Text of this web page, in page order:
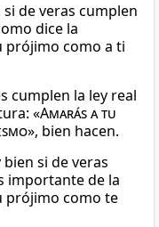
de veras cumplen
dice la
prójimo como a ti
cumplen la ley real
«Amarás a tu
», bien hacen.
si de veras
importante de la
prójimo como te